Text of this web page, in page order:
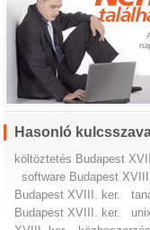
Hasonló
költöztetés Budapest
software Budapest
Budapest XVIII. ker.
Budapest XVIII. ker.